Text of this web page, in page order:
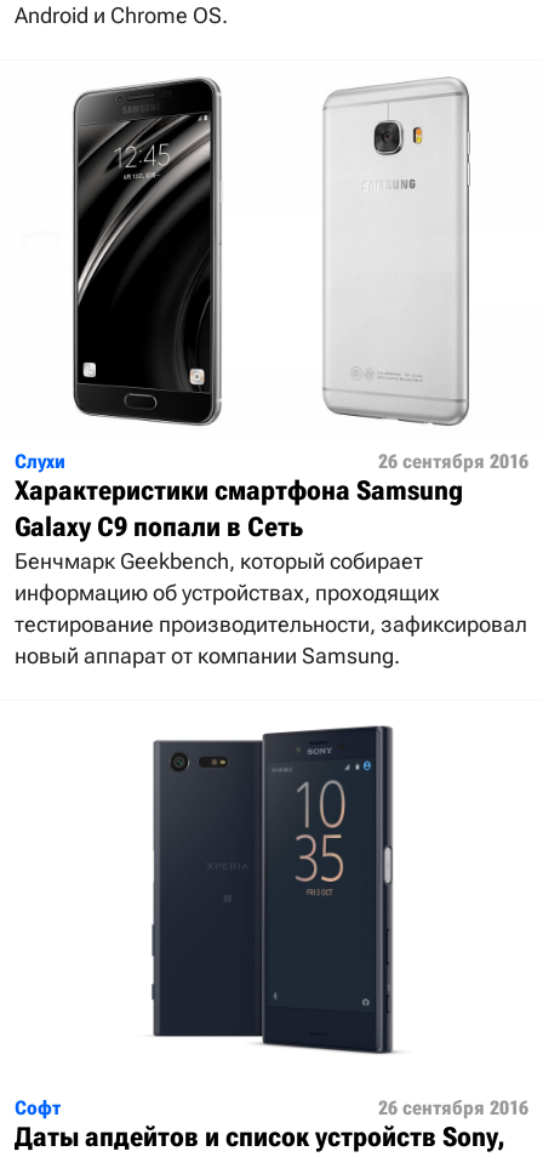
Android и Chrome OS.
Слухи 26 сентября 2016
Характеристики смартфона Samsung
Galaxy C9 попали в Сеть
Бенчмарк Geekbench, который собирает
информацию об устройствах, проходящих
тестирование производительности, зафиксировал
новый аппарат от компании Samsung.
Софт 26 сентября 2016
Даты апдейтов и список устройств Sony,